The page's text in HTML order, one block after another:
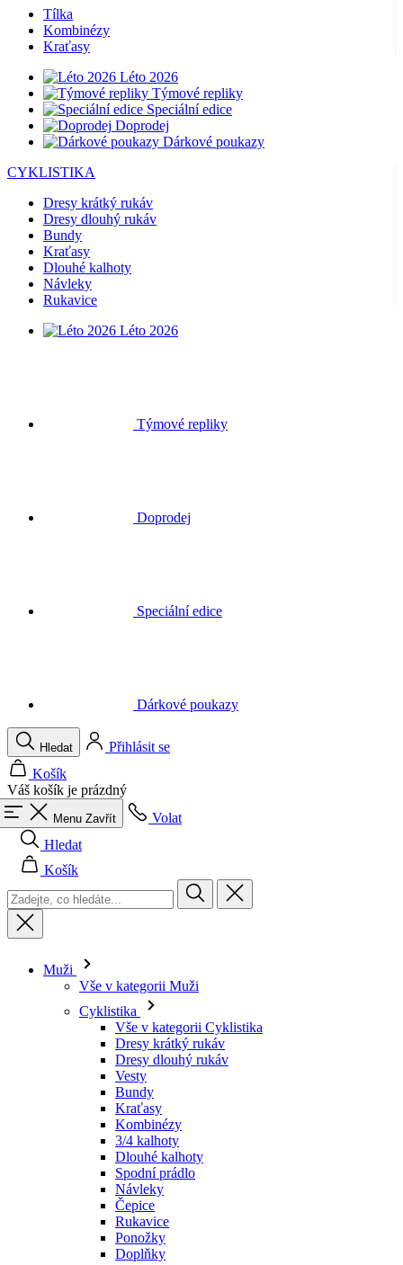
Tílka
Kombinézy
Kraťasy
Léto 2026
Týmové repliky
Speciální edice
Doprodej
Dárkové poukazy
CYKLISTIKA
Dresy krátký rukáv
Dresy dlouhý rukáv
Bundy
Kraťasy
Dlouhé kalhoty
Návleky
Rukavice
Léto 2026
Váš košík je prázdný
Menu Zavřít
Volat
Hledat
Košík
Muži
Vše v kategorii Muži
Dresy dlouhý rukáv
Vesty
Bundy
Kraťasy
Kombinézy
3/4 kalhoty
Dlouhé kalhoty
Spodní prádlo
Návleky
Čepice
Rukavice
Ponožky
Doplňky
Volný čas
Vše v kategorii Volný čas
Trička
Mikiny